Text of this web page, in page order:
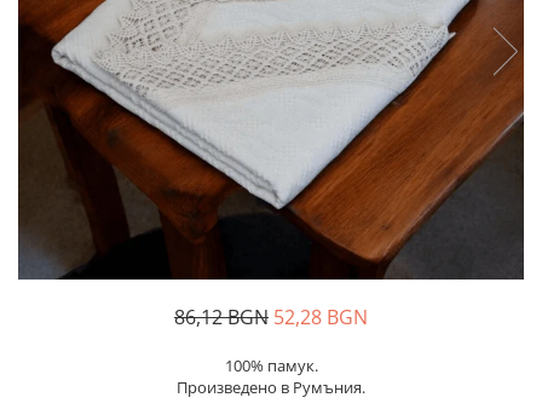
Дамски панталони
Дамски пуловери
Дамски сака
Дамски спортни комплекти
Дамски тениски
Дамски якета
Жилетка
Пояси за момчета
86,12 BGN 52,28 BGN
100% памук.
Произведено в Румъния.